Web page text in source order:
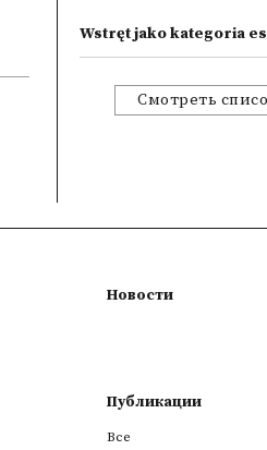
Wstręt jako kategoria
Смотреть
Новости
Публикации
Все